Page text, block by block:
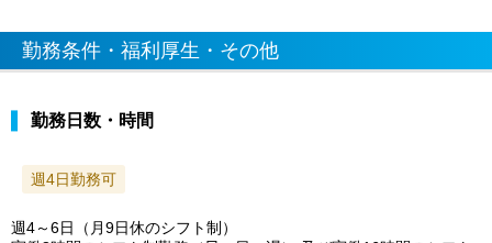
勤務条件・福利厚生・その他
勤務日数・時間
週4日勤務可
週4～6日（月9日休のシフト制）